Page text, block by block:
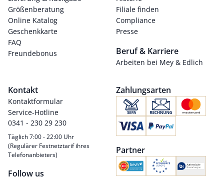
Größenberatung
Online Katalog
Geschenkkarte
FAQ
Freundebonus
Filiale finden
Compliance
Presse
Beruf & Karriere
Arbeiten bei Mey & Edlich
Kontakt
Kontaktformular
Service-Hotline
0341 - 230 29 230
Täglich 7:00 - 22:00 Uhr
(Regulärer Festnetztarif ihres
Telefonanbieters)
Follow us
Zahlungsarten
Partner